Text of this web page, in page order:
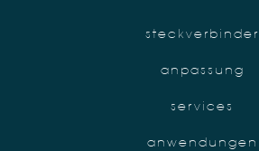
steckverbinder
anpassung
services
anwendungen